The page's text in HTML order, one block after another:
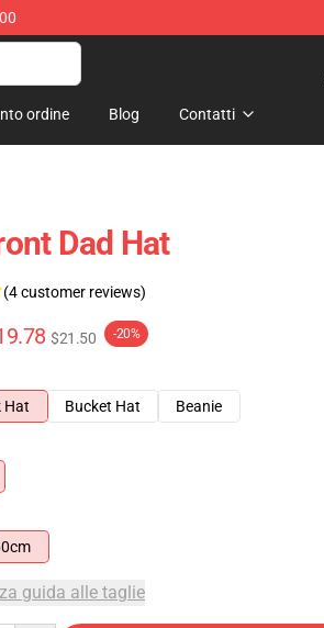
ordine Blog Contatti
Dad Hat
(4 customer reviews)
$21.50 -20%
Hat
Bucket Hat
Beanie
to 60cm
guida alle taglie